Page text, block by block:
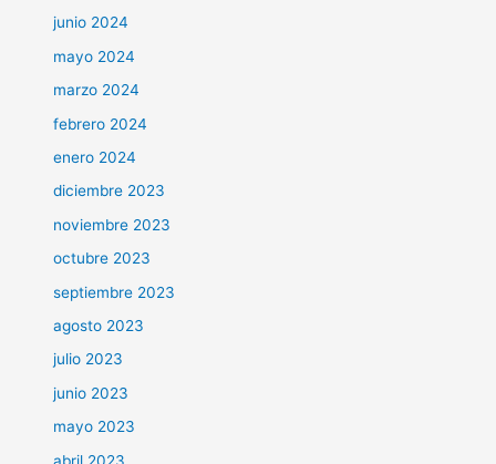
junio 2024
mayo 2024
marzo 2024
febrero 2024
enero 2024
diciembre 2023
noviembre 2023
octubre 2023
septiembre 2023
agosto 2023
julio 2023
junio 2023
mayo 2023
abril 2023